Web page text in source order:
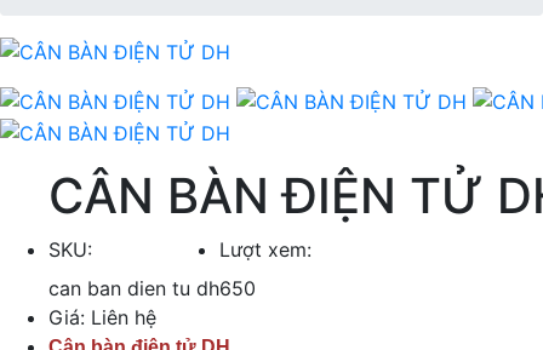
CÂN BÀN ĐIỆN TỬ
SKU:
can ban dien tu dh
Lượt xem:
650
Giá: Liên hệ